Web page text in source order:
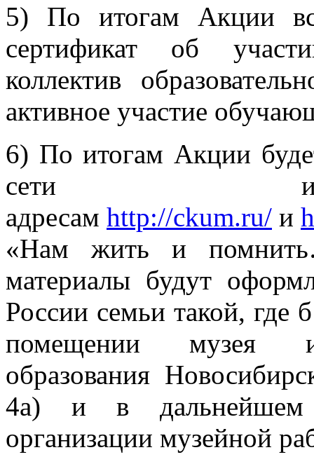
5) По итогам Акции
сертификат об
коллектив
активное участие
6) По итогам Акции
сети
адресам http://ckum.ru/ и
«Нам жить и
материалы будут
России семьи такой, где
помещении музея
образования
4а) и в дальнейшем
организации музейной